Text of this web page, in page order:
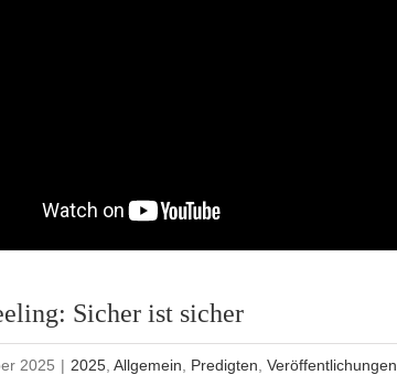
Sicher ist sicher
2025 | 2025 ,Allgemein Predigten ,Veröffentlichungen